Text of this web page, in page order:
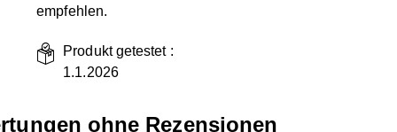
empfehlen.
Produkt getestet :
1.1.2026
ohne Rezensionen